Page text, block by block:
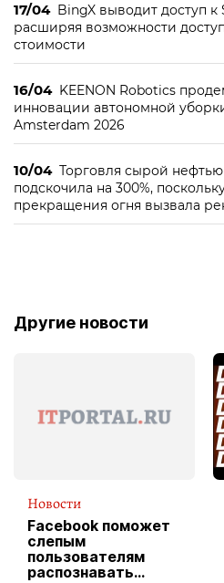
17/04 BingX выводит доступ к
расширяя возможности
стоимости
16/04 KEENON Robotics
инновации автономной
Amsterdam 2026
10/04 Торговля сырой
подскочила на 300%,
прекращения огня вызвала
Другие новости
Новости
Facebook поможет
слепым
пользователям
распознавать